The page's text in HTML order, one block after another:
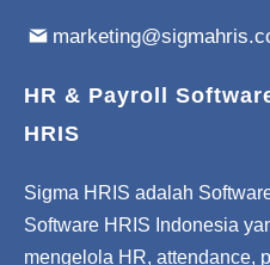
HR & Payroll
HRIS
Sigma HRIS adalah
Software HRIS Indonesia
mengelola HR, attendance,